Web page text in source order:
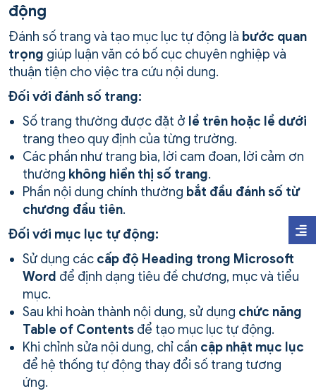
động
Đánh số trang và tạo mục lục tự động là bước quan
trọng giúp luận văn có bố cục chuyên nghiệp và
thuận tiện cho việc tra cứu nội dung.
Đối với đánh số trang:
Số trang thường được đặt ở lề trên hoặc lề dưới
trang theo quy định của từng trường.
Các phần như trang bìa, lời cam đoan, lời cảm ơn
thường không hiển thị số trang.
Phần nội dung chính thường bắt đầu đánh số từ
chương đầu tiên.
Đối với mục lục tự động:
Sử dụng các cấp độ Heading trong Microsoft
Word để định dạng tiêu đề chương, mục và tiểu
mục.
Sau khi hoàn thành nội dung, sử dụng chức năng
Table of Contents để tạo mục lục tự động.
Khi chỉnh sửa nội dung, chỉ cần cập nhật mục lục
để hệ thống tự động thay đổi số trang tương
ứng.